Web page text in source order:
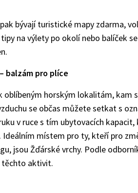
bývají turistické mapy zdarma,
na výlety po okolí nebo balíček
balzám pro plíce
oblíbeným horským lokalitám, kam
se občas můžete setkat s
v ruce s tím ubytovacích
Ideálním místem pro ty, kteří pro
jsou Žďárské vrchy. Podle
těchto aktivit.